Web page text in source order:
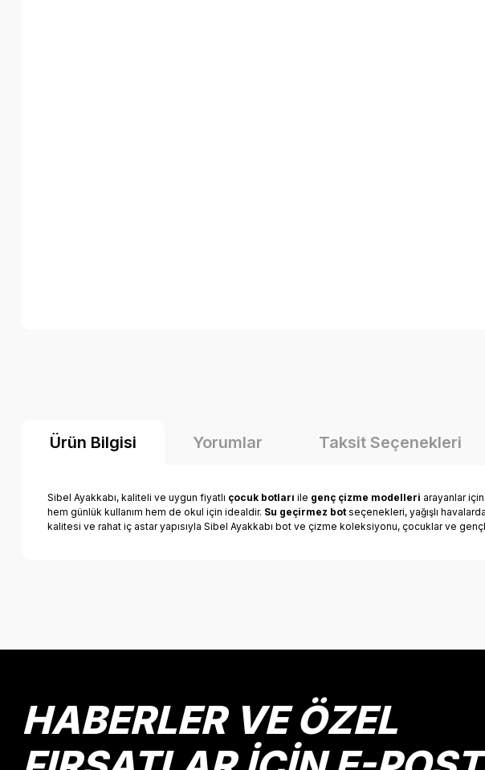
Ürün Bilgisi Yorumlar Taksit Seçenekleri
Sibel Ayakkabı, kaliteli ve uygun fiyatlı çocuk botları ile genç çizme modelleri arayanlar
hem günlük kullanım hem de okul için idealdir. Su geçirmez bot seçenekleri, yağışlı
kalitesi ve rahat iç astar yapısıyla Sibel Ayakkabı bot ve çizme koleksiyonu, çocuklar ve
Ürün resmi kalitesiz, bozuk veya görüntülenemiyor.
Ürün fiyatı diğer sitelerden daha pahalı.
Bu ürüne benzer farklı alternatifler olmalı.
HABERLER VE ÖZEL